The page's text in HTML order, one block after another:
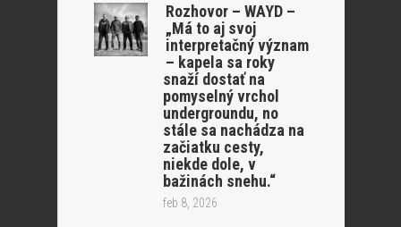
Rozhovor – WAYD –
„Má to aj svoj
interpretačný význam
– kapela sa roky
snaží dostať na
pomyselný vrchol
undergroundu, no
stále sa nachádza na
začiatku cesty,
niekde dole, v
bažinách snehu.“
feb 8, 2026